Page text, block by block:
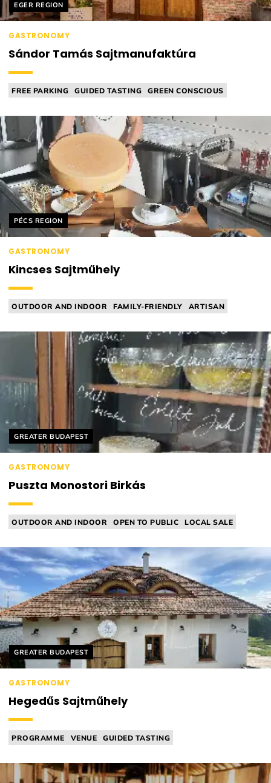
Helyszín címkék:
EGER REGION
GASTRONOMY
Sándor Tamás Sajtmanufaktúra
FREE PARKING GUIDED TASTING
GREEN CONSCIOUS
Helyszín címkék:
PÉCS REGION
GASTRONOMY
Kincses Sajtműhely
OUTDOOR AND INDOOR FAMILY-FRIENDLY
ARTISAN
Helyszín címkék:
GREATER BUDAPEST
GASTRONOMY
Puszta Monostori Birkás
OUTDOOR AND INDOOR OPEN TO PUBLIC
LOCAL SALE
Helyszín címkék:
GREATER BUDAPEST
GASTRONOMY
Hegedűs Sajtműhely
PROGRAMME VENUE
GUIDED TASTING